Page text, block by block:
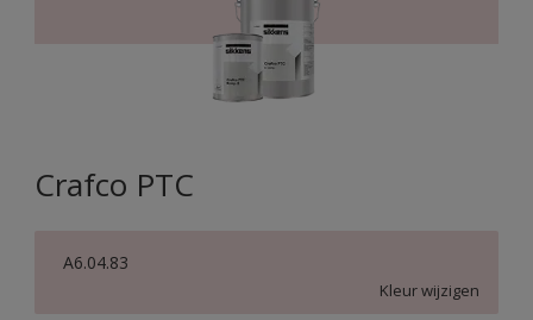
Crafco PTC
A6.04.83
Kleur wijzigen